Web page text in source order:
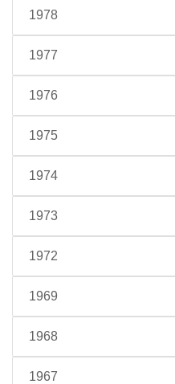
1978
1977
1976
1975
1974
1973
1972
1969
1968
1967